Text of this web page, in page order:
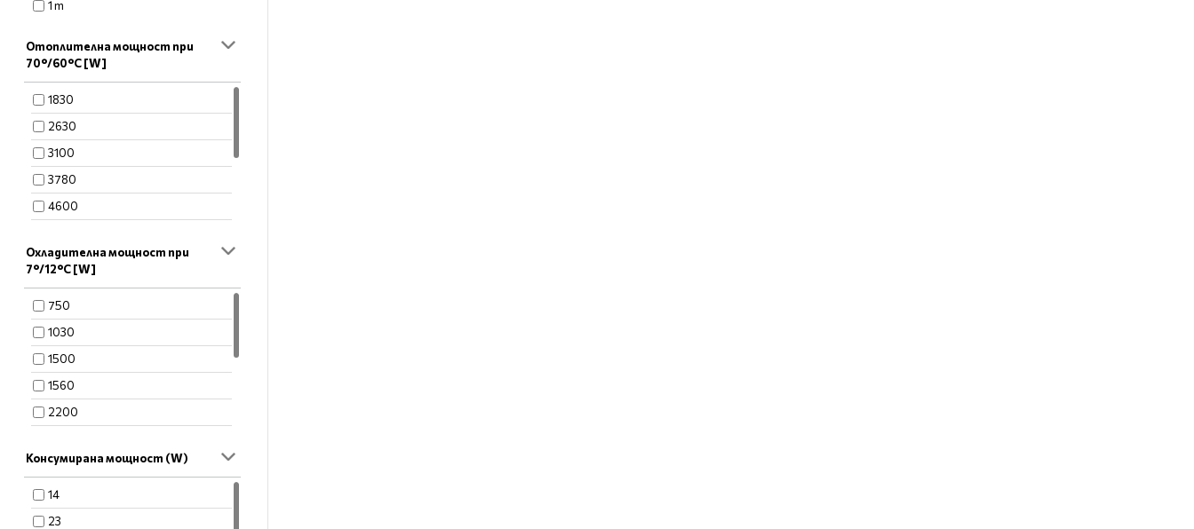
1 m
Oтоплителна мощност при
70°/60°C [W]
1830
2630
3100
3780
4600
6210
6300
8100
8650
Oхладителна мощност при
7°/12°С [W]
750
1030
1500
1560
2200
3100
3120
4090
Консумирана мощност (W)
14
23